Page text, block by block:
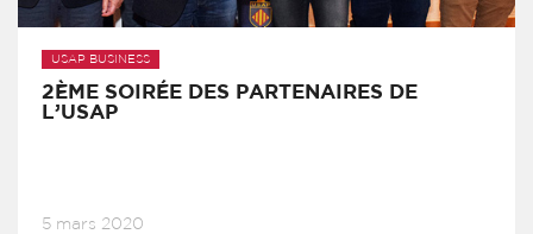
USAP BUSINESS
2ÈME SOIRÉE DES PARTENAIRES DE
L’USAP
5 mars 2020